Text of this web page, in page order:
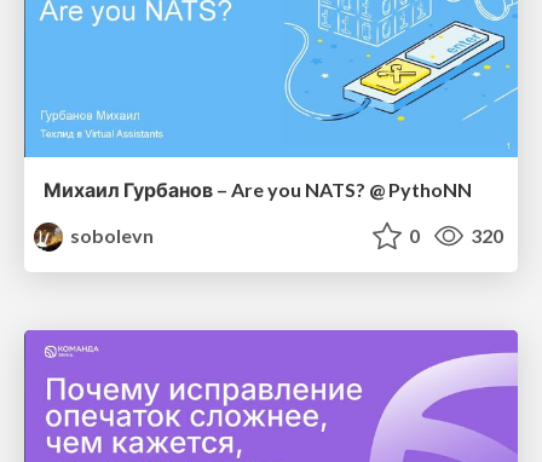
Михаил Гурбанов – Are you NATS? @ PythoNN
sobolevn
0 320